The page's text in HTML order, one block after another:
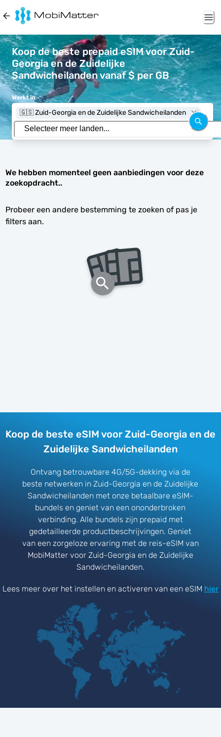
Koop de beste prepaid eSIM voor Zuid-
Georgia en de Zuidelijke
Sandwicheilanden vanaf $ per GB
Werkt in
🇬🇸 Zuid-Georgia en de Zuidelijke Sandwicheilanden
We hebben momenteel geen aanbiedingen voor deze
zoekopdracht..
Probeer een andere bestemming te zoeken of pas je
filters aan.
Koop de beste eSIM voor Zuid-Georgia en de
Zuidelijke Sandwicheilanden
Ontvang betrouwbare 4G/5G-dekking via de
beste netwerken in Zuid-Georgia en de Zuidelijke
Sandwicheilanden met onze betaalbare eSIM-
bundels en geniet van een ononderbroken
verbinding. Alle bundels zijn prepaid met
gedetailleerde productbeschrijvingen. Geniet
van een zorgeloze ervaring met de reis-eSIM van
MobiMatter voor Zuid-Georgia en de Zuidelijke
Sandwicheilanden.
Lees meer over het instellen en activeren van een eSIM hier